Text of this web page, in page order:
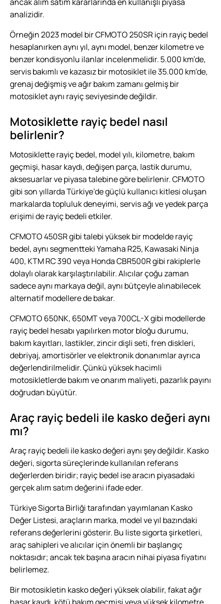
analizidir.
Örneğin 2023 model bir CFMOTO 250SR için rayiç bedel
hesaplanırken aynı yıl, aynı model, benzer kilometre ve
benzer kondisyonlu ilanlar incelenmelidir. 5.000 km’de,
servis bakımlı ve kazasız bir motosiklet ile 35.000 km’de,
grenaj değişmiş ve ağır bakım zamanı gelmiş bir
motosiklet aynı rayiç seviyesinde değildir.
Motosiklette rayiç bedel nasıl
belirlenir?
Motosiklette rayiç bedel, model yılı, kilometre, bakım
geçmişi, hasar kaydı, değişen parça, lastik durumu,
aksesuarlar ve piyasa talebine göre belirlenir. CFMOTO
gibi son yıllarda Türkiye’de güçlü kullanıcı kitlesi oluşan
markalarda topluluk deneyimi, servis ağı ve yedek parça
erişimi de rayiç bedeli etkiler.
CFMOTO 450SR gibi talebi yüksek bir modelde rayiç
bedel, aynı segmentteki Yamaha R25, Kawasaki Ninja
400, KTM RC 390 veya Honda CBR500R gibi rakiplerle
dolaylı olarak karşılaştırılabilir. Alıcılar çoğu zaman
sadece aynı markaya değil, aynı bütçeyle alınabilecek
alternatif modellere de bakar.
CFMOTO 650NK, 650MT veya 700CL-X gibi modellerde
rayiç bedel hesabı yapılırken motor bloğu durumu,
bakım kayıtları, lastikler, zincir dişli seti, fren diskleri,
debriyaj, amortisörler ve elektronik donanımlar ayrıca
değerlendirilmelidir. Çünkü yüksek hacimli
motosikletlerde bakım ve onarım maliyeti, pazarlık payını
doğrudan büyütür.
Araç rayiç bedeli ile kasko değeri aynı
mı?
Araç rayiç bedeli ile kasko değeri aynı şey değildir. Kasko
değeri, sigorta süreçlerinde kullanılan referans
değerlerden biridir; rayiç bedel ise aracın piyasadaki
gerçek alım satım değerini ifade eder.
Türkiye Sigorta Birliği tarafından yayımlanan Kasko
Değer Listesi, araçların marka, model ve yıl bazındaki
referans değerlerini gösterir. Bu liste sigorta şirketleri,
araç sahipleri ve alıcılar için önemli bir başlangıç
noktasıdır; ancak tek başına aracın nihai piyasa fiyatını
belirlemez.
Bir motosikletin kasko değeri yüksek olabilir, fakat ağır